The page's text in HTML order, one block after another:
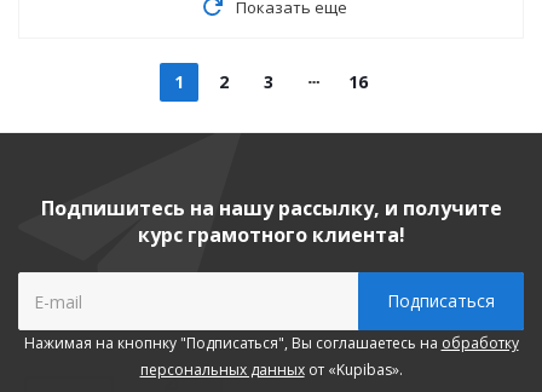
Показать еще
1 2 3 16
Подпишитесь на нашу рассылку, и получите
курс грамотного клиента!
Нажимая на кнопнку "Подписаться", Вы соглашаетесь на обработку
персональных данныхот «Kupibas».